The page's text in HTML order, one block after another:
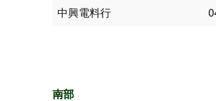
中興電料行
南部